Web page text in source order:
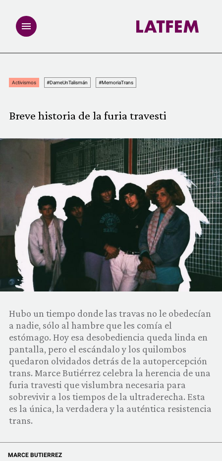
MULTIMEDIA
REDACCIÓN ABIERTA
PRODUCTOS
COMUNIDAD
QUIÉNES SOMOS
Activismos #DameUnTalismán #MemoriaTrans
Breve historia de la furia travesti
Hubo un tiempo donde las travas no le obedecían
a nadie, sólo al hambre que les comía el
estómago. Hoy esa desobediencia queda linda en
pantalla, pero el escándalo y los quilombos
quedaron olvidados detrás de la autopercepción
trans. Marce Butiérrez celebra la herencia de una
furia travesti que vislumbra necesaria para
sobrevivir a los tiempos de la ultraderecha. Esta
es la única, la verdadera y la auténtica resistencia
trans.
MARCE BUTIERREZ